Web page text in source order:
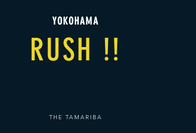
YOKOHAMA
RUSH !!
THE TAMARIBA